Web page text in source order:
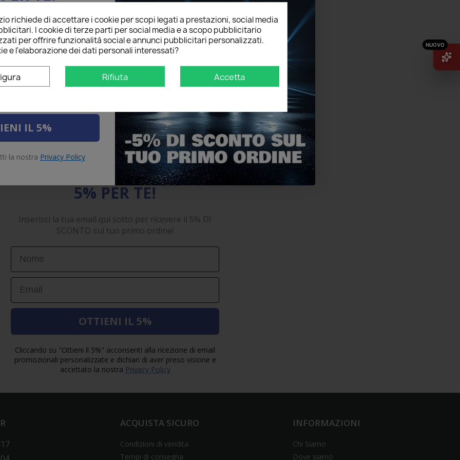
Risparmia sul primo ordine
5% PER TE!
Inserisci la tua email qui sotto per ricevere il 5% DI
SCONTO sul tuo primo ordine!
First Name
Email
OTTIENI IL 5%
Cliccando su "Ottieni il 5%" acconsenti alla ricezione di email
promozionali personalizzate e dichiari di aver preso visione e
accettato la nostra Privacy Policy
ACQUISTA SICURO
Condizioni di vendita
Tempi di consegna
INFORMAZIONI
Chi Siamo
Dove siamo
richiede di accettare i cookie per scopi legati a prestazioni, social media
I cookie di terze parti per social media e a scopo pubblicitario
per offrire funzionalità social e annunci pubblicitari personalizzati.
e l'elaborazione dei dati personali interessati?
Rifiuta Accetta
qui sotto per ricevere il
sul tuo primo ordine!
IL 5%
la nostra Privacy Policy